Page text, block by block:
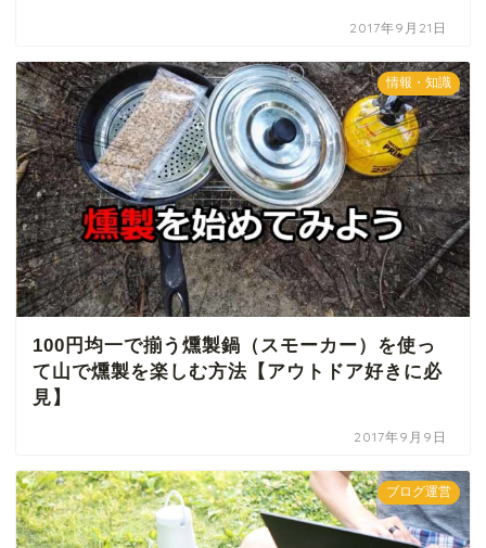
2017年9月21日
情報・知識
100円均一で揃う燻製鍋（スモーカー）を使っ
て山で燻製を楽しむ方法【アウトドア好きに必
見】
2017年9月9日
ブログ運営